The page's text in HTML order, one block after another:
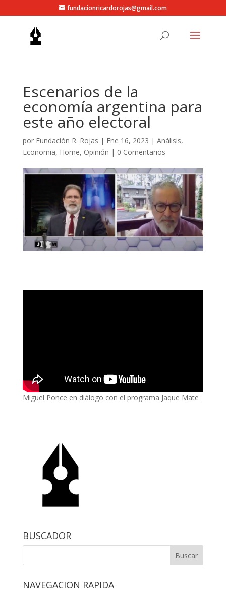
fundacionricardorojas@gmail.com
Escenarios de la
economía argentina para
este año electoral
por Fundación R. Rojas | Ene 16, 2023 | Análisis,
Economia, Home, Opinión | 0 Comentarios
Miguel Ponce en diálogo con el programa Jaque Mate
BUSCADOR
NAVEGACION RAPIDA